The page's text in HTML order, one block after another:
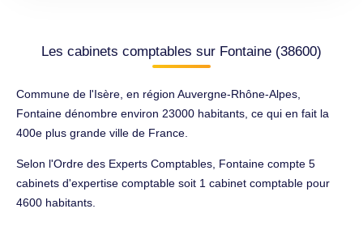
Les cabinets comptables sur Fontaine (38600)
Commune de l'Isère, en région Auvergne-Rhône-Alpes,
Fontaine dénombre environ 23000 habitants, ce qui en fait la
400e plus grande ville de France.
Selon l'Ordre des Experts Comptables, Fontaine compte 5
cabinets d'expertise comptable soit 1 cabinet comptable pour
4600 habitants.